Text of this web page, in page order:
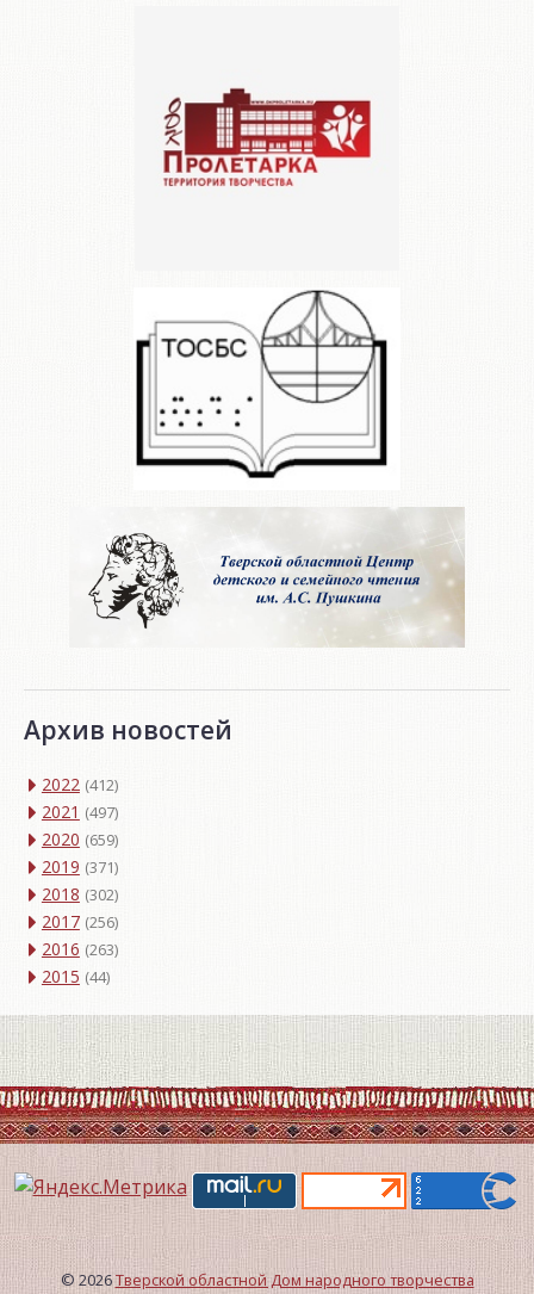
Архив новостей
2022 (412)
2021 (497)
2020 (659)
2019 (371)
2018 (302)
2017 (256)
2016 (263)
2015 (44)
© 2026Тверской областной Дом народного творчества